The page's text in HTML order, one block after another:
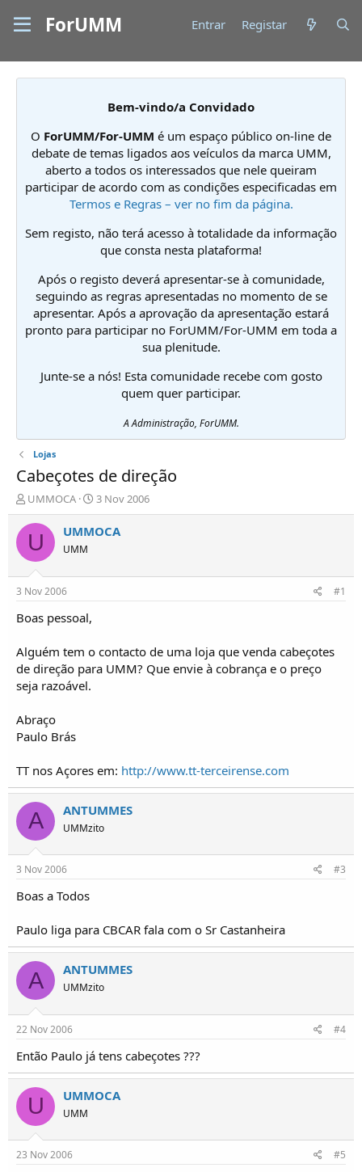
ForUMM Entrar Registar
Bem-vindo/a Convidado
O ForUMM/For-UMM é um espaço público on-line de
debate de temas ligados aos veículos da marca UMM,
aberto a todos os interessados que nele queiram
participar de acordo com as condições especificadas em
Termos e Regras – ver no fim da página.
Sem registo, não terá acesso à totalidade da informação
que consta nesta plataforma!
Após o registo deverá apresentar-se à comunidade,
seguindo as regras apresentadas no momento de se
apresentar. Após a aprovação da apresentação estará
pronto para participar no ForUMM/For-UMM em toda a
sua plenitude.
Junte-se a nós! Esta comunidade recebe com gosto
quem quer participar.
A Administração, ForUMM.
Lojas
Cabeçotes de direção
I
n
i
i
d
o
r
T
ó
p
c
s
UMMOCA
D
a
t
o
3 Nov 2006
U UMMOCA
UMM
3 Nov 2006 #1
Boas pessoal,
Alguém tem o contacto de uma loja que venda cabeçotes
de direção para UMM? Que envie à cobrança e o preço
seja razoável.
Abraço
Paulo Brás
TT nos Açores em: http://www.tt-terceirense.com
A ANTUMMES
UMMzito
3 Nov 2006 #3
Boas a Todos
Paulo liga para CBCAR fala com o Sr Castanheira
A ANTUMMES
UMMzito
22 Nov 2006 #4
Então Paulo já tens cabeçotes ???
U UMMOCA
UMM
23 Nov 2006 #5